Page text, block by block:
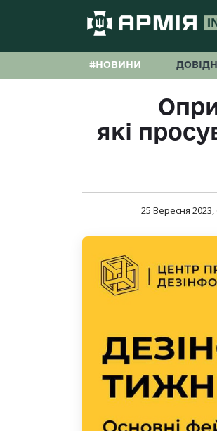
#НОВИНИ
які
25 Вересня 2023,